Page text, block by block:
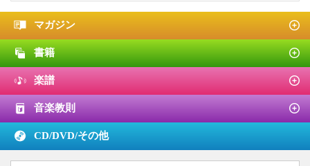
マガジン
書籍
楽譜
音楽教則
CD/DVD/その他